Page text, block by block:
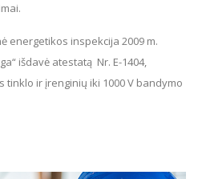
energetikos inspekcija 2009 m.
išdavė atestatą Nr. E-1404,
ir įrenginių iki 1000 V bandymo